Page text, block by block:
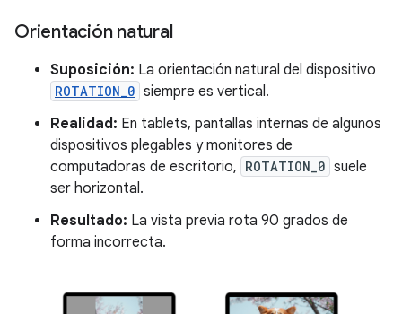
Orientación natural
Suposición: La orientación natural del dispositivo
ROTATION_0 siempre es vertical.
Realidad: En tablets, pantallas internas de algunos
dispositivos plegables y monitores de
computadoras de escritorio, ROTATION_0 suele
ser horizontal.
Resultado: La vista previa rota 90 grados de
forma incorrecta.